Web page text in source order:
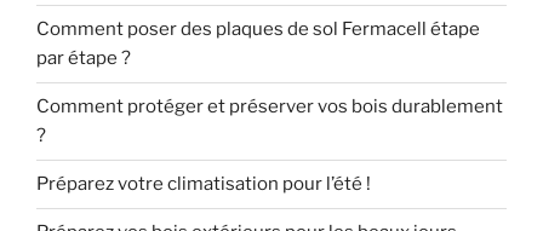
Comment poser des plaques de sol Fermacell étape
par étape ?
Comment protéger et préserver vos bois durablement
?
Préparez votre climatisation pour l’été !